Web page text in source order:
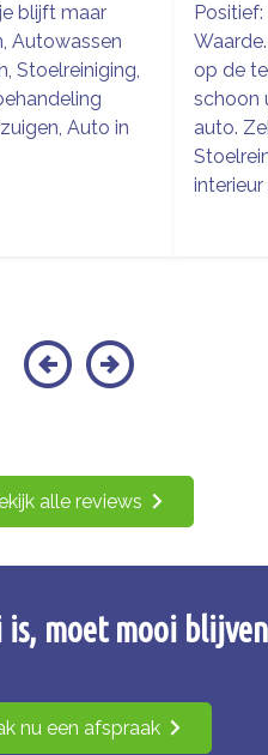
is, moet mooi
nu een afspraak
blijft maar
Autowassen
Stoelreiniging,
Auto in
op de
schoon
auto.
alle reviews